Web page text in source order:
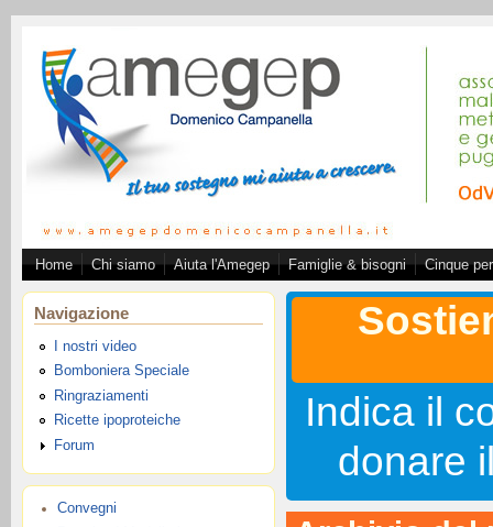
Associazione
Home Chi siamo Aiuta l'Amegep Famiglie & bisogni Cinque
Navigazione
I nostri video
Bomboniera Speciale
Ringraziamenti
Ricette ipoproteiche
Forum
Convegni
Indica il
donare